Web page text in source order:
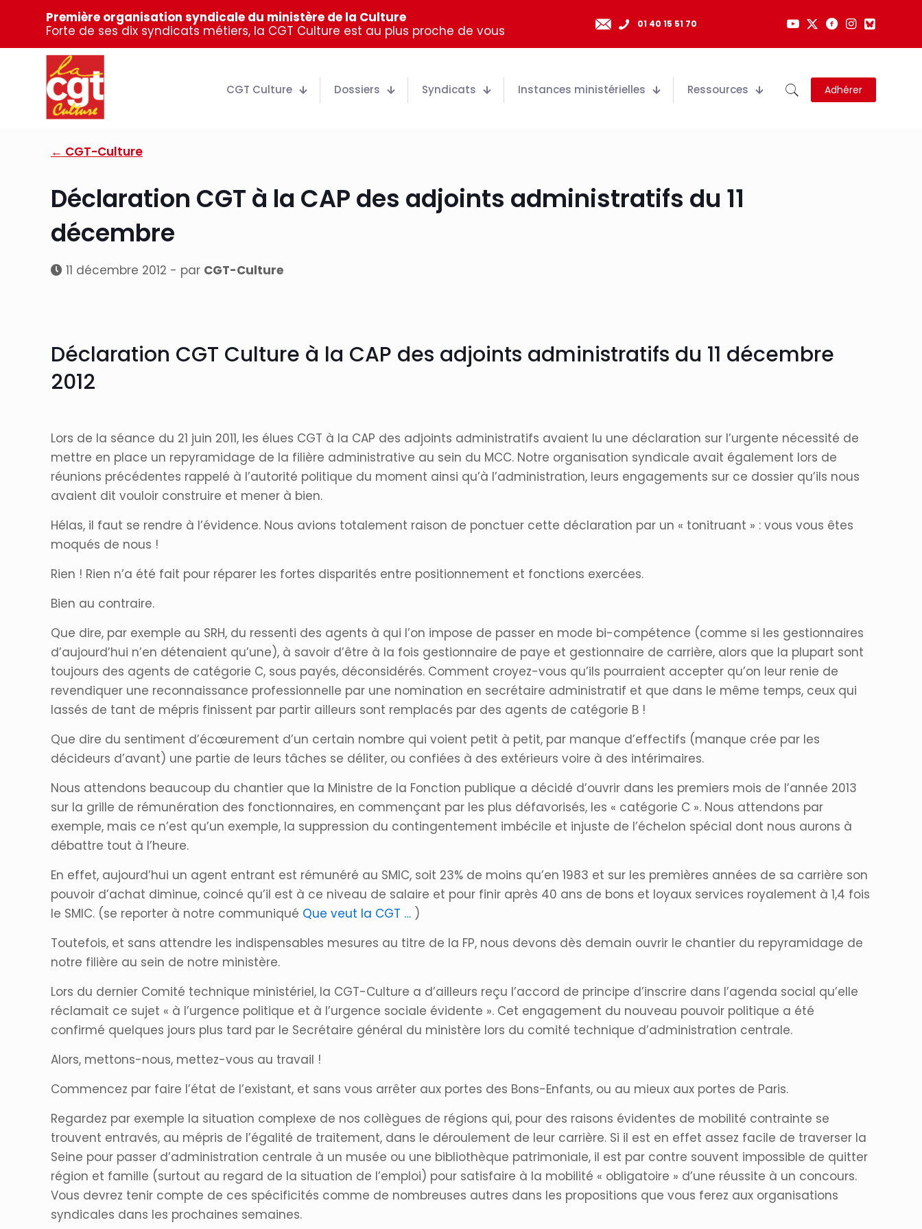
Première organisation syndicale du ministère de la Culture
Forte de ses dix syndicats métiers, la CGT Culture est au plus proche de vous
01 40 15 51 70
CGT Culture Dossiers Syndicats Instances ministérielles Ressources Adhérer
← CGT-Culture
Déclaration CGT à la CAP des adjoints administratifs du 11
décembre
11 décembre 2012 - par CGT-Culture
Déclaration CGT Culture à la CAP des adjoints administratifs du 11 décembre
2012
Lors de la séance du 21 juin 2011, les élues CGT à la CAP des adjoints administratifs avaient lu une déclaration sur l’urgente nécessité de
mettre en place un repyramidage de la filière administrative au sein du MCC. Notre organisation syndicale avait également lors de
réunions précédentes rappelé à l’autorité politique du moment ainsi qu’à l’administration, leurs engagements sur ce dossier qu’ils nous
avaient dit vouloir construire et mener à bien.
Hélas, il faut se rendre à l’évidence. Nous avions totalement raison de ponctuer cette déclaration par un « tonitruant » : vous vous êtes
moqués de nous !
Rien ! Rien n’a été fait pour réparer les fortes disparités entre positionnement et fonctions exercées.
Bien au contraire.
Que dire, par exemple au SRH, du ressenti des agents à qui l’on impose de passer en mode bi-compétence (comme si les gestionnaires
d’aujourd’hui n’en détenaient qu’une), à savoir d’être à la fois gestionnaire de paye et gestionnaire de carrière, alors que la plupart sont
toujours des agents de catégorie C, sous payés, déconsidérés. Comment croyez-vous qu’ils pourraient accepter qu’on leur renie de
revendiquer une reconnaissance professionnelle par une nomination en secrétaire administratif et que dans le même temps, ceux qui
lassés de tant de mépris finissent par partir ailleurs sont remplacés par des agents de catégorie B !
Que dire du sentiment d’écœurement d’un certain nombre qui voient petit à petit, par manque d’effectifs (manque crée par les
décideurs d’avant) une partie de leurs tâches se déliter, ou confiées à des extérieurs voire à des intérimaires.
Nous attendons beaucoup du chantier que la Ministre de la Fonction publique a décidé d’ouvrir dans les premiers mois de l’année 2013
sur la grille de rémunération des fonctionnaires, en commençant par les plus défavorisés, les « catégorie C ». Nous attendons par
exemple, mais ce n’est qu’un exemple, la suppression du contingentement imbécile et injuste de l’échelon spécial dont nous aurons à
débattre tout à l’heure.
En effet, aujourd’hui un agent entrant est rémunéré au SMIC, soit 23% de moins qu’en 1983 et sur les premières années de sa carrière son
pouvoir d’achat diminue, coincé qu’il est à ce niveau de salaire et pour finir après 40 ans de bons et loyaux services royalement à 1,4 fois
le SMIC. (se reporter à notre communiqué Que veut la CGT … )
Toutefois, et sans attendre les indispensables mesures au titre de la FP, nous devons dès demain ouvrir le chantier du repyramidage de
notre filière au sein de notre ministère.
Lors du dernier Comité technique ministériel, la CGT-Culture a d’ailleurs reçu l’accord de principe d’inscrire dans l’agenda social qu’elle
réclamait ce sujet « à l’urgence politique et à l’urgence sociale évidente ». Cet engagement du nouveau pouvoir politique a été
confirmé quelques jours plus tard par le Secrétaire général du ministère lors du comité technique d’administration centrale.
Alors, mettons-nous, mettez-vous au travail !
Commencez par faire l’état de l’existant, et sans vous arrêter aux portes des Bons-Enfants, ou au mieux aux portes de Paris.
Regardez par exemple la situation complexe de nos collègues de régions qui, pour des raisons évidentes de mobilité contrainte se
trouvent entravés, au mépris de l’égalité de traitement, dans le déroulement de leur carrière. Si il est en effet assez facile de traverser la
Seine pour passer d’administration centrale à un musée ou une bibliothèque patrimoniale, il est par contre souvent impossible de quitter
région et famille (surtout au regard de la situation de l’emploi) pour satisfaire à la mobilité « obligatoire » d’une réussite à un concours.
Vous devrez tenir compte de ces spécificités comme de nombreuses autres dans les propositions que vous ferez aux organisations
syndicales dans les prochaines semaines.